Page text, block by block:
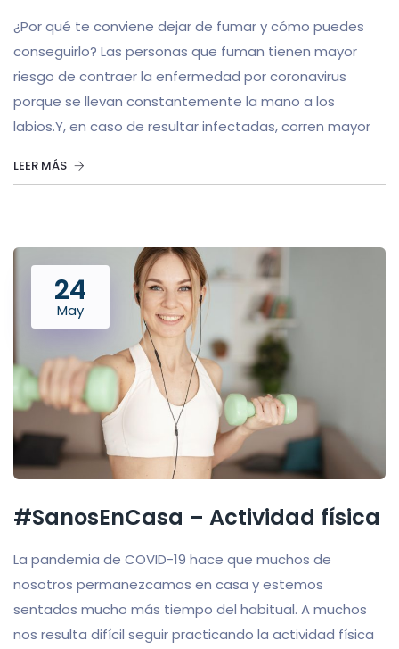
¿Por qué te conviene dejar de fumar y cómo puedes
conseguirlo? Las personas que fuman tienen mayor
riesgo de contraer la enfermedad por coronavirus
porque se llevan constantemente la mano a los
labios.Y, en caso de resultar infectadas, corren mayor
LEER MÁS
24
May
#SanosEnCasa – Actividad física
La pandemia de COVID-19 hace que muchos de
nosotros permanezcamos en casa y estemos
sentados mucho más tiempo del habitual. A muchos
nos resulta difícil seguir practicando la actividad física